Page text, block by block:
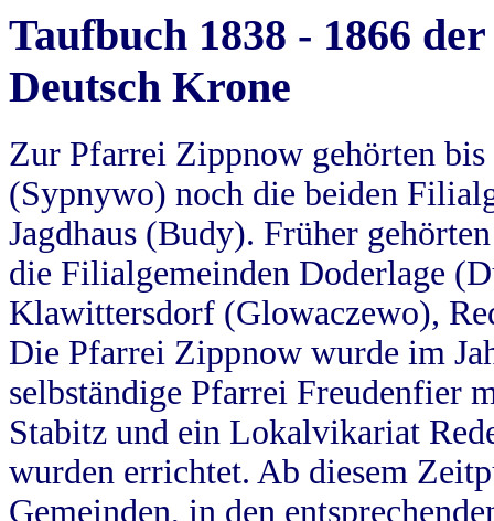
Taufbuch 1838 - 1866
Deutsch Krone
Zur Pfarrei Zippnow gehörten
(Sypnywo) noch die beiden
Jagdhaus (Budy). Früher
die Filialgemeinden Doderlage
Klawittersdorf (Glowaczewo),
Die Pfarrei Zippnow wurde im
selbständige Pfarrei Freudenfier
Stabitz und ein Lokalvikariat
wurden errichtet. Ab diesem
Gemeinden, in den